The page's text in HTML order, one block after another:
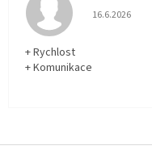
Hodnocení
16.6.2026
+ Rychlost
+ Komunikace